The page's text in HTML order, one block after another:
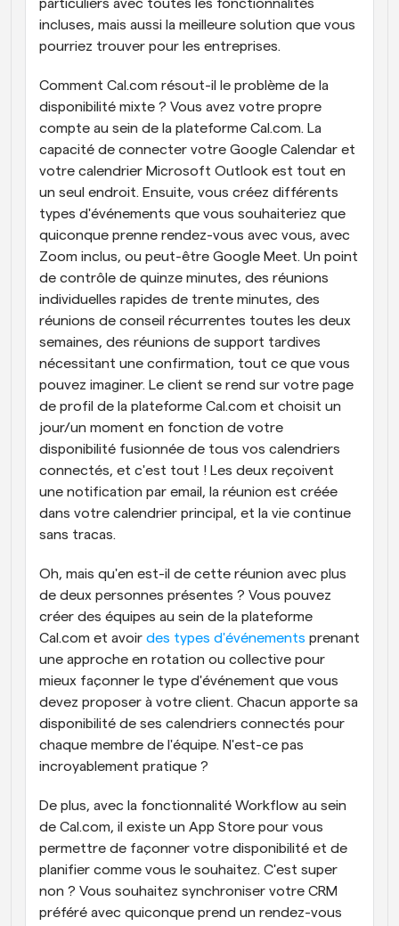
particuliers avec toutes les fonctionnalités
incluses, mais aussi la meilleure solution que vous
pourriez trouver pour les entreprises.
Comment Cal.com résout-il le problème de la
disponibilité mixte ? Vous avez votre propre
compte au sein de la plateforme Cal.com. La
capacité de connecter votre Google Calendar et
votre calendrier Microsoft Outlook est tout en
un seul endroit. Ensuite, vous créez différents
types d'événements que vous souhaiteriez que
quiconque prenne rendez-vous avec vous, avec
Zoom inclus, ou peut-être Google Meet. Un point
de contrôle de quinze minutes, des réunions
individuelles rapides de trente minutes, des
réunions de conseil récurrentes toutes les deux
semaines, des réunions de support tardives
nécessitant une confirmation, tout ce que vous
pouvez imaginer. Le client se rend sur votre page
de profil de la plateforme Cal.com et choisit un
jour/un moment en fonction de votre
disponibilité fusionnée de tous vos calendriers
connectés, et c'est tout ! Les deux reçoivent
une notification par email, la réunion est créée
dans votre calendrier principal, et la vie continue
sans tracas.
Oh, mais qu'en est-il de cette réunion avec plus
de deux personnes présentes ? Vous pouvez
créer des équipes au sein de la plateforme
Cal.com et avoir des types d'événements prenant
une approche en rotation ou collective pour
mieux façonner le type d'événement que vous
devez proposer à votre client. Chacun apporte sa
disponibilité de ses calendriers connectés pour
chaque membre de l'équipe. N'est-ce pas
incroyablement pratique ?
De plus, avec la fonctionnalité Workflow au sein
de Cal.com, il existe un App Store pour vous
permettre de façonner votre disponibilité et de
planifier comme vous le souhaitez. C'est super
non ? Vous souhaitez synchroniser votre CRM
préféré avec quiconque prend un rendez-vous